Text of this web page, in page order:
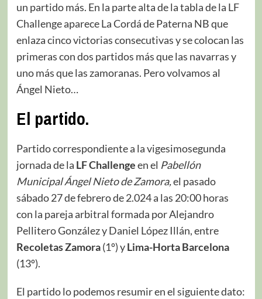
un partido más. En la parte alta de la tabla de la LF
Challenge aparece La Cordá de Paterna NB que
enlaza cinco victorias consecutivas y se colocan las
primeras con dos partidos más que las navarras y
uno más que las zamoranas. Pero volvamos al
Ángel Nieto…
El partido.
Partido correspondiente a la vigesimosegunda
jornada de la LF Challengeen el Pabellón
Municipal Ángel Nieto de Zamora,el pasado
sábado 27 de febrero de 2.024 a las 20:00 horas
con la pareja arbitral formada por Alejandro
Pellitero González y Daniel López Illán, entre
Recoletas Zamora(1º) yLima-Horta Barcelona
(13º).
El partido lo podemos resumir en el siguiente dato: